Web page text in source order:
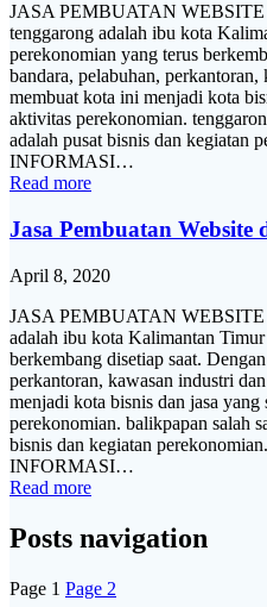
JASA PEMBUATAN
tenggarong adalah ibu kota
perekonomian yang terus
bandara, pelabuhan,
membuat kota ini menjadi kota
aktivitas perekonomian.
adalah pusat bisnis dan
INFORMASI…
Read more
Jasa Pembuatan
April 8, 2020
JASA PEMBUATAN WEBSITE
adalah ibu kota Kalimantan
berkembang disetiap saat.
perkantoran, kawasan industri
menjadi kota bisnis dan jasa
perekonomian. balikpapan salah
bisnis dan kegiatan
INFORMASI…
Read more
Posts navigation
Page 1 Page 2